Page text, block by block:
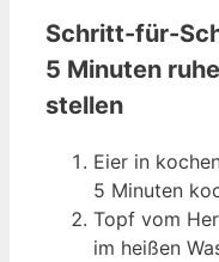
Schritt-für-
5 Minuten
stellen
Eier in
5 Minuten
Topf vom
im heißen